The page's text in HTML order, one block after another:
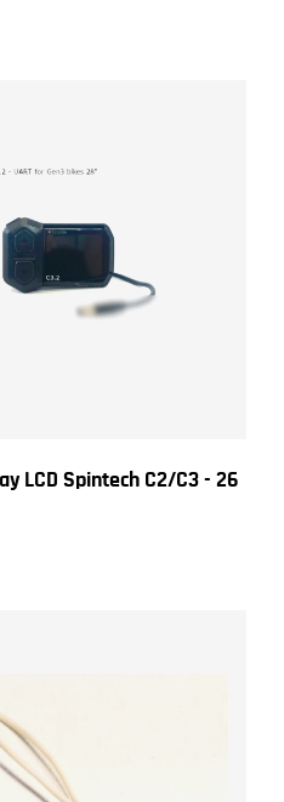
LCD Spintech C2/C3 - 26